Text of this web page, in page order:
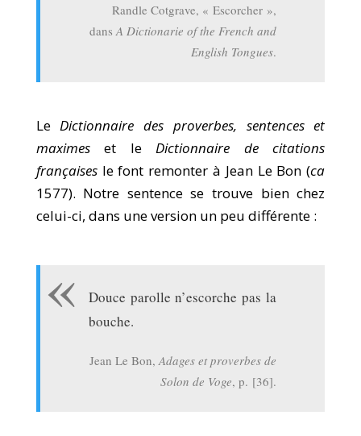
Randle Cotgrave, « Escorcher »,
dansA Dictionarie of the French and
English Tongues.
LeDictionnaire des proverbes, sentences et
maximeset leDictionnaire de citations
françaisesle font remonter à Jean Le Bon (ca
1577). Notre sentence se trouve bien chez
celui-ci, dans une version un peu différente :
Douce parolle n’escorche pas la
bouche.
Jean Le Bon,Adages et proverbes de
Solon de Voge, p. [36].